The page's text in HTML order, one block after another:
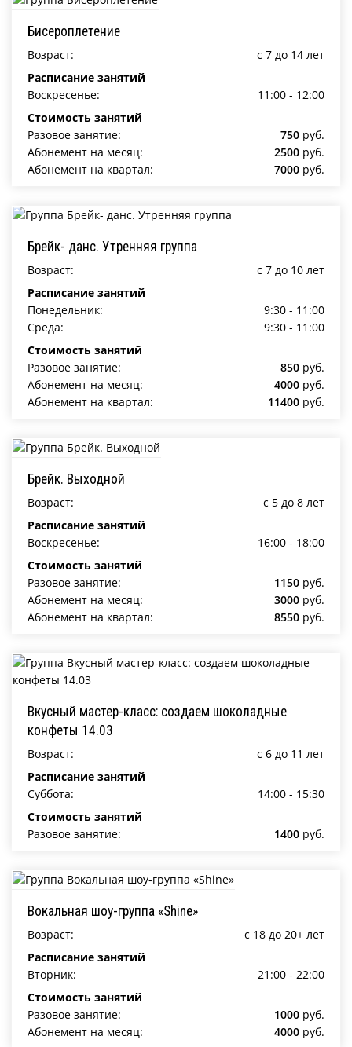
Бисероплетение
Возраст:
c 7 до 14 лет
Расписание занятий
Воскресенье:
11:00 - 12:00
Стоимость занятий
Разовое занятие:
750 руб.
Абонемент на месяц:
2500 руб.
Абонемент на квартал:
7000 руб.
Брейк- данс. Утренняя группа
Возраст:
c 7 до 10 лет
Расписание занятий
Понедельник:
9:30 - 11:00
Среда:
9:30 - 11:00
Стоимость занятий
Разовое занятие:
850 руб.
Абонемент на месяц:
4000 руб.
Абонемент на квартал:
11400 руб.
Брейк. Выходной
Возраст:
c 5 до 8 лет
Расписание занятий
Воскресенье:
16:00 - 18:00
Стоимость занятий
Разовое занятие:
1150 руб.
Абонемент на месяц:
3000 руб.
Абонемент на квартал:
8550 руб.
Вкусный мастер-класс: создаем шоколадные
конфеты 14.03
Возраст:
c 6 до 11 лет
Расписание занятий
Суббота:
14:00 - 15:30
Стоимость занятий
Разовое занятие:
1400 руб.
Вокальная шоу-группа «Shine»
Возраст:
c 18 до 20+ лет
Расписание занятий
Вторник:
21:00 - 22:00
Стоимость занятий
Разовое занятие:
1000 руб.
Абонемент на месяц:
4000 руб.